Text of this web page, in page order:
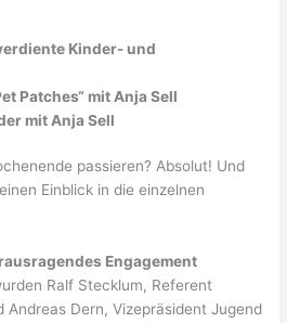
Kinder- und
Patches“ mit Anja Sell
mit Anja Sell
passieren? Absolut! Und
Einblick in die einzelnen
Engagement
Ralf Stecklum, Referent
Andreas Dern, Vizepräsident Jugend